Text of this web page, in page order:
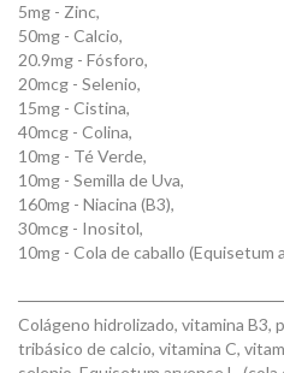
5mg - Zinc,
50mg - Calcio,
20.9mg - Fósforo,
20mcg - Selenio,
15mg - Cistina,
40mcg - Colina,
10mg - Té Verde,
10mg - Semilla de Uva,
160mg - Niacina (B3),
30mcg - Inositol,
10mg - Cola de caballo (Equisetum
Colágeno hidrolizado, vitamina
tribásico de calcio, vitamina C,